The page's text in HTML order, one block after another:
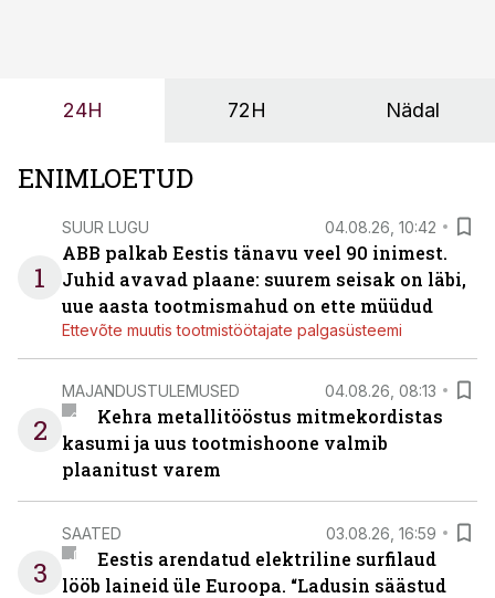
24H 72H Nädal
ENIMLOETUD
1
SUUR LUGU 04.08.26, 10:42
ABB palkab Eestis tänavu veel 90 inimest.
Juhid avavad plaane: suurem seisak on läbi,
uue aasta tootmismahud on ette müüdud
Ettevõte muutis tootmistöötajate palgasüsteemi
2
MAJANDUSTULEMUSED 04.08.26, 08:13
Kehra metallitööstus mitmekordistas
kasumi ja uus tootmishoone valmib
plaanitust varem
3
SAATED 03.08.26, 16:59
Eestis arendatud elektriline surfilaud
lööb laineid üle Euroopa. “Ladusin säästud